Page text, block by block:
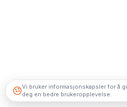
Vi bruker informasjonskapsler for å gi
deg en bedre brukeropplevelse.